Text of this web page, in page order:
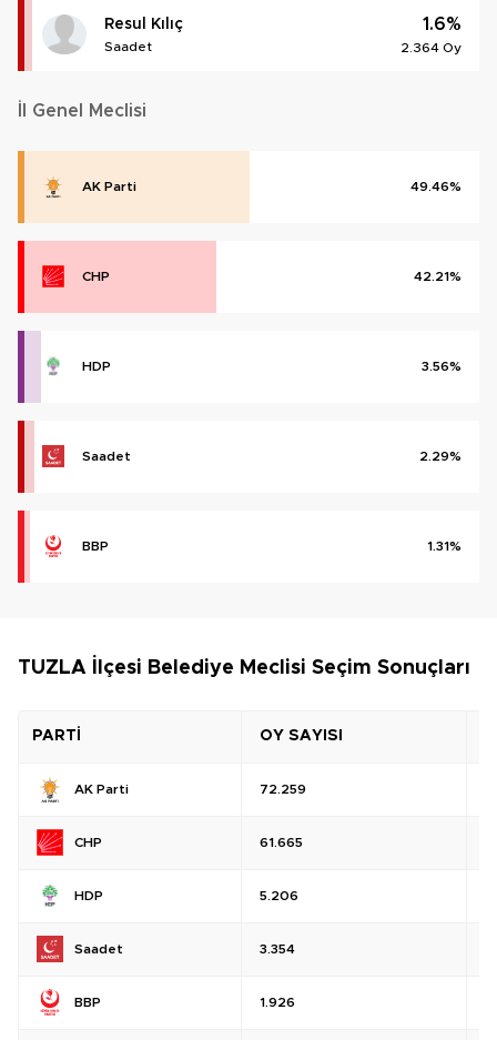
Resul Kılıç
Saadet
1.6%
2.364 Oy
İl Genel Meclisi
AK Parti 49.46%
CHP 42.21%
HDP 3.56%
Saadet 2.29%
BBP 1.31%
TUZLA İlçesi Belediye Meclisi Seçim Sonuçları
PARTİ OY SAYISI
AK Parti 72.259
CHP 61.665
HDP 5.206
Saadet 3.354
BBP 1.926